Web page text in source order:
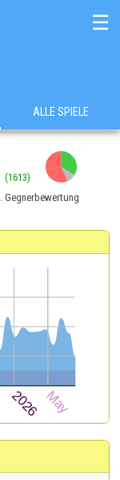
☰
ALLE SPIELE
(1613)
Gegnerbewertung